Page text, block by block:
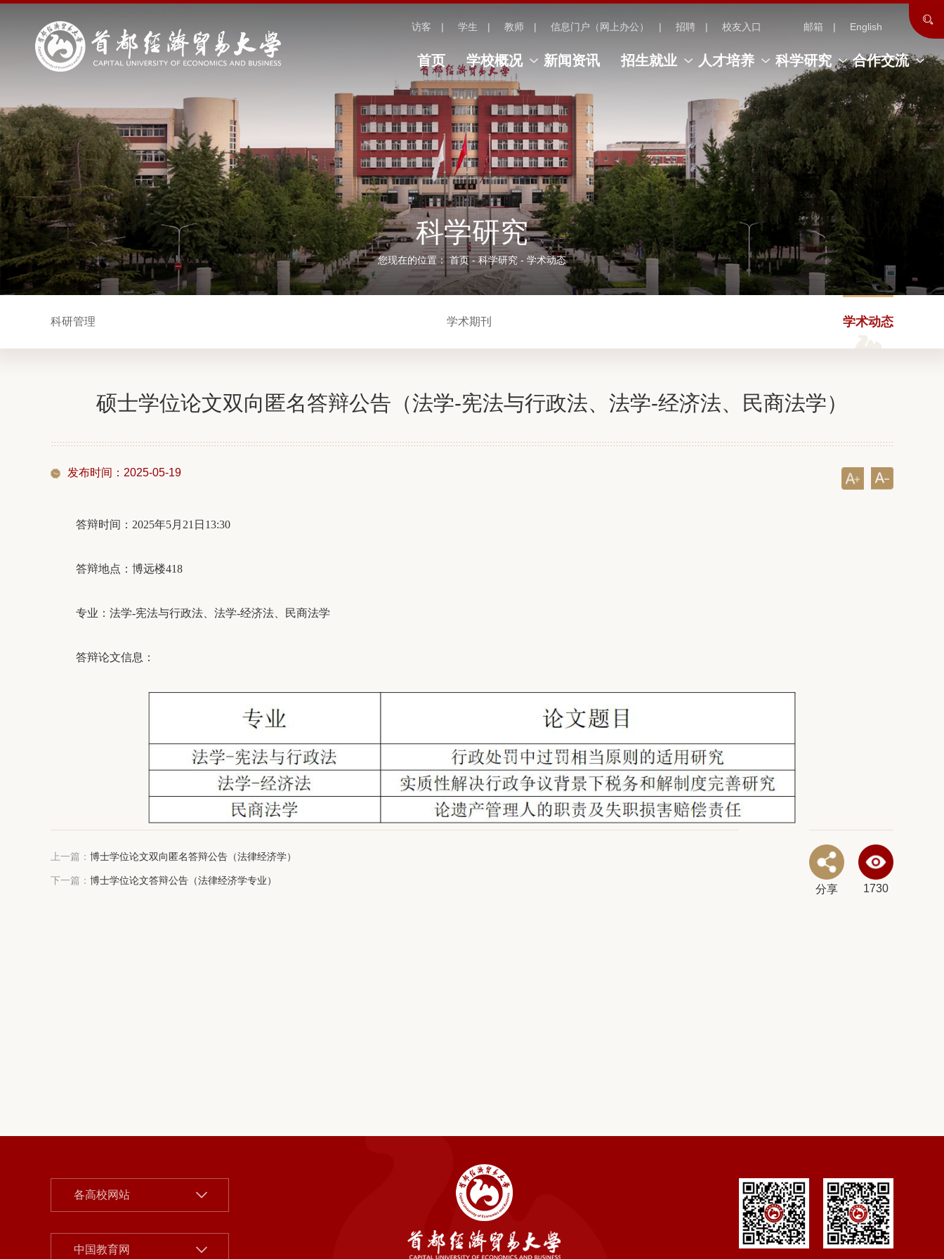
访客 学生 教师 信息门户（网上办公） 招聘 校友入口 邮箱 English
首页 学校概况 新闻资讯 招生就业 人才培养 科学研究 合作交流
科学研究
您现在的位置：首页-科学研究 - 学术动态
科研管理 学术期刊 学术动态
硕士学位论文双向匿名答辩公告（法学-宪法与行政法、法学-经济法、民商法学）
发布时间：2025-05-19
答辩时间：2025年5月21日13:30
答辩地点：博远楼418
专业：法学-宪法与行政法、法学-经济法、民商法学
答辩论文信息：
上一篇： 博士学位论文双向匿名答辩公告（法律经济学）
下一篇： 博士学位论文答辩公告（法律经济学专业）
分享 1730
各高校网站
北京大学
清华大学
中国教育网
中国社会科学院